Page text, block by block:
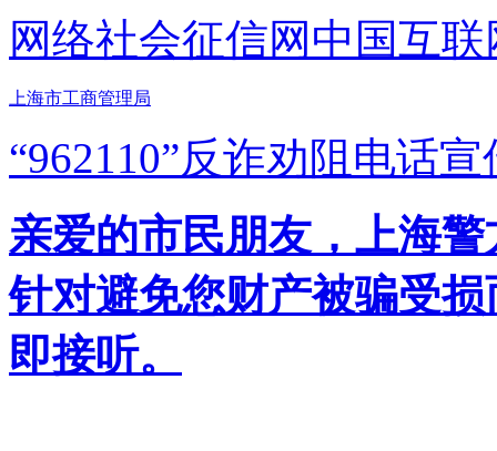
网络社会征信网 中国互
上海市工商管理局
“962110”反诈劝阻电话宣
亲爱的市民朋友，上海
针对避免您财产被骗受
即接听。